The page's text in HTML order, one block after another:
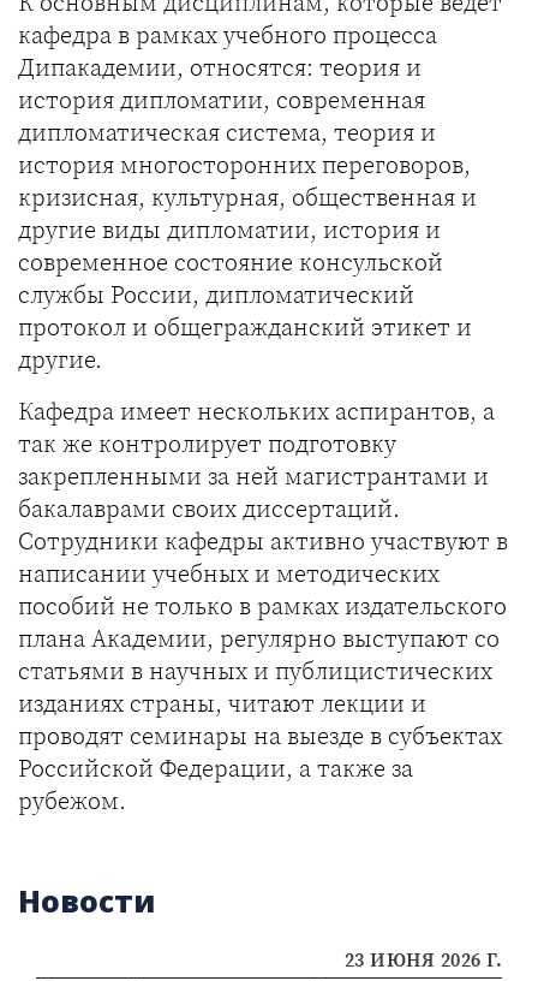
кафедра в рамках учебного процесса
Дипакадемии, относятся: теория и
история дипломатии, современная
дипломатическая система, теория и
история многосторонних переговоров,
кризисная, культурная, общественная и
другие виды дипломатии, история и
современное состояние консульской
службы России, дипломатический
протокол и общегражданский этикет и
другие.
Кафедра имеет нескольких аспирантов, а
так же контролирует подготовку
закрепленными за ней магистрантами и
бакалаврами своих диссертаций.
Сотрудники кафедры активно участвуют в
написании учебных и методических
пособий не только в рамках издательского
плана Академии, регулярно выступают со
статьями в научных и публицистических
изданиях страны, читают лекции и
проводят семинары на выезде в субъектах
Российской Федерации, а также за
рубежом.
Новости
23 ИЮНЯ 2026 Г.